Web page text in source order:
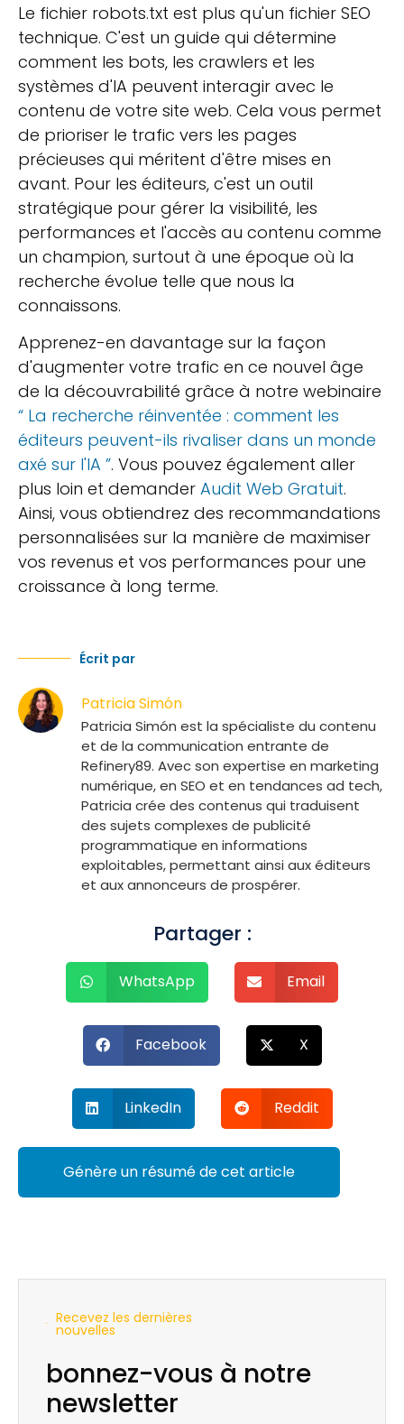
Le fichier robots.txt est plus qu'un fichier SEO
technique. C'est un guide qui détermine
comment les bots, les crawlers et les
systèmes d'IA peuvent interagir avec le
contenu de votre site web. Cela vous permet
de prioriser le trafic vers les pages
précieuses qui méritent d'être mises en
avant. Pour les éditeurs, c'est un outil
stratégique pour gérer la visibilité, les
performances et l'accès au contenu comme
un champion, surtout à une époque où la
recherche évolue telle que nous la
connaissons.
Apprenez-en davantage sur la façon
d'augmenter votre trafic en ce nouvel âge
de la découvrabilité grâce à notre webinaire
“ La recherche réinventée : comment les
éditeurs peuvent-ils rivaliser dans un monde
axé sur l'IA ”. Vous pouvez également aller
plus loin et demander Audit Web Gratuit.
Ainsi, vous obtiendrez des recommandations
personnalisées sur la manière de maximiser
vos revenus et vos performances pour une
croissance à long terme.
Écrit par
Patricia Simón
Patricia Simón est la spécialiste du contenu
et de la communication entrante de
Refinery89. Avec son expertise en marketing
numérique, en SEO et en tendances ad tech,
Patricia crée des contenus qui traduisent
des sujets complexes de publicité
programmatique en informations
exploitables, permettant ainsi aux éditeurs
et aux annonceurs de prospérer.
Partager :
WhatsApp Email
Facebook X
LinkedIn Reddit
Génère un résumé de cet article
Recevez les dernières
nouvelles
bonnez-vous à notre
newsletter